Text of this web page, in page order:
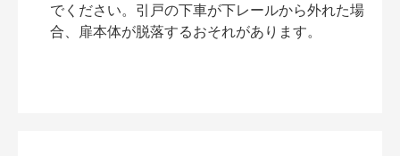
でください。引戸の下車が下レールから外れた場
合、扉本体が脱落するおそれがあります。